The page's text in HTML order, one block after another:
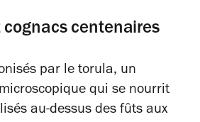
centenaires
par le torula, un
qui se nourrit
au-dessus des fûts aux